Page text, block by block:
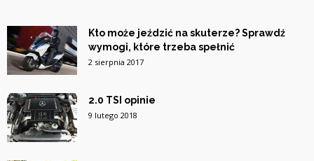
Kto może jeździć na skuterze? Sprawdź
wymogi, które trzeba spełnić
2 sierpnia 2017
2.0 TSI opinie
9 lutego 2018